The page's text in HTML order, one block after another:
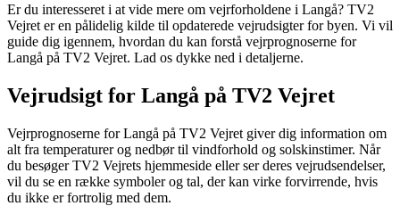
Er du interesseret i at vide mere om vejrforholdene i Langå? TV2
Vejret er en pålidelig kilde til opdaterede vejrudsigter for byen. Vi vil
guide dig igennem, hvordan du kan forstå vejrprognoserne for
Langå på TV2 Vejret. Lad os dykke ned i detaljerne.
Vejrudsigt for Langå på TV2 Vejret
Vejrprognoserne for Langå på TV2 Vejret giver dig information om
alt fra temperaturer og nedbør til vindforhold og solskinstimer. Når
du besøger TV2 Vejrets hjemmeside eller ser deres vejrudsendelser,
vil du se en række symboler og tal, der kan virke forvirrende, hvis
du ikke er fortrolig med dem.